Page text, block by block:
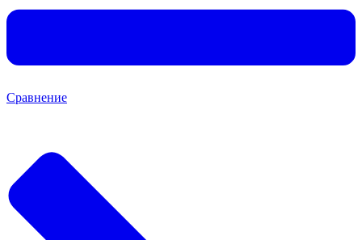
Сравнение